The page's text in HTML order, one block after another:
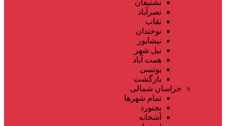
نشتیفان
نصرآباد
نقاب
نوخندان
نیشابور
نیل شهر
همت آباد
یونسی
بازگشت
خراسان شمالی
تمام شهر‌ها
بجنورد
آشخانه